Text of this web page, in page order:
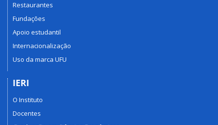
Restaurantes
Fundações
Apoio estudantil
Internacionalização
Uso da marca UFU
IERI
O Instituto
Docentes